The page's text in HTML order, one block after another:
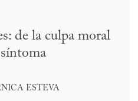
de la culpa moral
ESTEVA